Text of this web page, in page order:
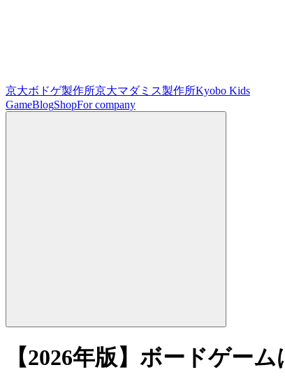
京大ボドゲ製作所京大マダミス製作所Kyobo Kids
GameBlogShopFor company
【2026年版】ボードゲー